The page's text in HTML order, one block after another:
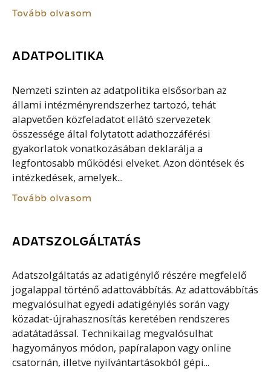
Tovább olvasom
ADATPOLITIKA
Nemzeti szinten az adatpolitika elsősorban az
állami intézményrendszerhez tartozó, tehát
alapvetően közfeladatot ellátó szervezetek
összessége által folytatott adathozzáférési
gyakorlatok vonatkozásában deklarálja a
legfontosabb működési elveket. Azon döntések és
intézkedések, amelyek...
Tovább olvasom
ADATSZOLGÁLTATÁS
Adatszolgáltatás az adatigénylő részére megfelelő
jogalappal történő adattovábbítás. Az adattovábbítás
megvalósulhat egyedi adatigénylés során vagy
közadat-újrahasznosítás keretében rendszeres
adatátadással. Technikailag megvalósulhat
hagyományos módon, papíralapon vagy online
csatornán, illetve nyilvántartásokból gépi...